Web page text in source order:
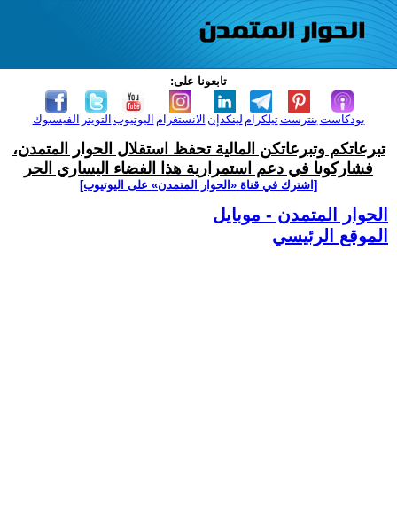
تابعونا على:
الفيسبوك التويتر اليوتيوب الانستغرام لينكدإن تيلكرامبنترست بودكاست
تبرعاتكم وتبرعاتكن المالية تحفظ استقلال الحوار المتمدن،
فشاركونا في دعم استمرارية هذا الفضاء اليساري الحر
[اشترك في قناة ‫«الحوار المتمدن» على اليوتيوب]
الحوار المتمدن - موبايل
الموقع الرئيسي